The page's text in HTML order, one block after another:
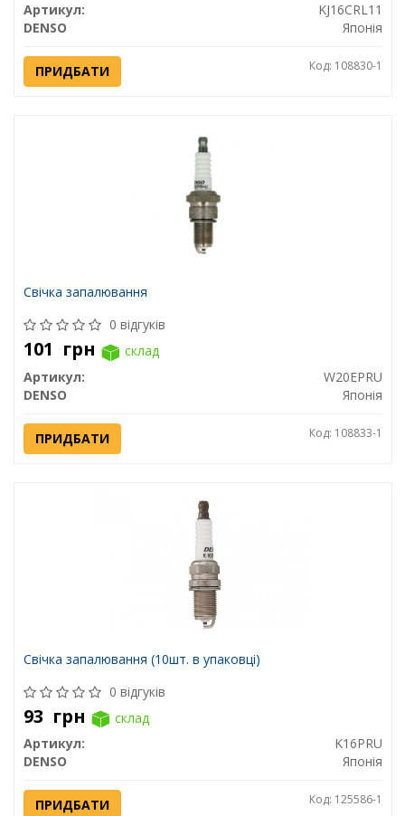
Артикул:
KJ16CRL11
DENSO
Японія
ПРИДБАТИ Код: 108830-1
Свічка запалювання
0 відгуків
101 грн
склад
Артикул:
W20EPRU
DENSO
Японія
ПРИДБАТИ Код: 108833-1
Свічка запалювання (10шт. в упаковці)
0 відгуків
93 грн
склад
Артикул:
K16PRU
DENSO
Японія
ПРИДБАТИ Код: 125586-1